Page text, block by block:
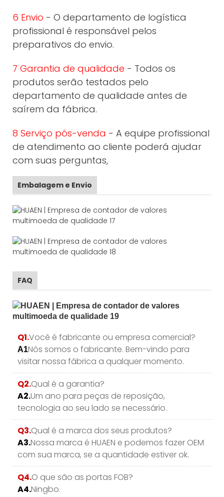
6 Envio - O departamento de logística
profissional é responsável pelos
preparativos do envio.
7 Garantia de qualidade - Todos os
produtos serão testados pelo
departamento de qualidade antes de
saírem da fábrica.
8 Serviço pós-venda - A equipe profissional
de atendimento ao cliente poderá ajudar
com suas perguntas,
Embalagem e Envio
FAQ
Q1.Você é fabricante ou empresa comercial?
A1Nós somos o fabricante. Bem-vindo para
visitar nossa fábrica a qualquer momento.
Q2.Qual é a garantia?
A2.Um ano para peças de reposição,
tecnologia ao seu lado se necessário.
Q3.Qual é a marca dos seus produtos?
A3.Nossa marca é HUAEN e podemos fazer OEM
com sua marca, se a quantidade estiver ok.
Q4.O que são as portas FOB?
A4.Ningbo.